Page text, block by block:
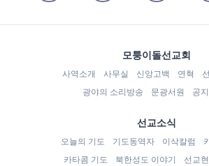
모퉁이돌선교회
사역소개 사무실 신앙고백 연혁
광야의 소리방송
문광서원 공
선교소식
오늘의 기도 기도동역자 이삭칼럼
카타콤 기도
북한성도 이야기
선교